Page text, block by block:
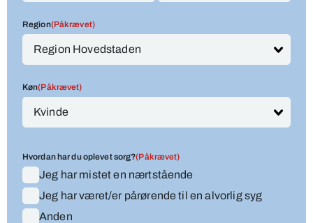
Region(Påkrævet)
Køn(Påkrævet)
Hvordan har du oplevet sorg?(Påkrævet)
Jeg har mistet en nærtstående
Jeg har været/er pårørende til en alvorlig syg
Anden